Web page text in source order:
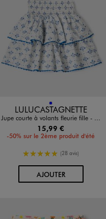
Disponible en 1 coloris
BLEU
LULUCASTAGNETTE
Jupe courte à volants fleurie fille - LuluCastagnette
15,99 €
-50% sur le 2ème produit d'été
5/5 de moyenne
(28 avis)
AJOUTERAU PANIER